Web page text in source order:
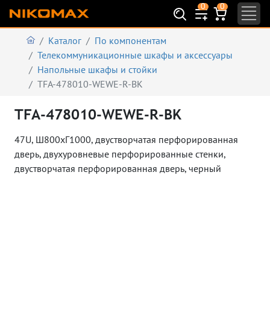
0 0
Каталог
По компонентам
Телекоммуникационные шкафы и аксеcсуары
Напольные шкафы и стойки
TFA-478010-WEWE-R-BK
TFA-478010-WEWE-R-BK
47U, Ш800хГ1000, двустворчатая перфорированная
дверь, двухуровневые перфорированные стенки,
двустворчатая перфорированная дверь, черный